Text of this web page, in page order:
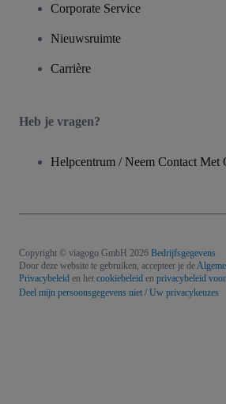
Corporate Service
Nieuwsruimte
Carrière
Heb je vragen?
Helpcentrum / Neem Contact Met
Copyright © viagogo GmbH 2026 Bedrijfsgegevens
Door deze website te gebruiken, accepteer je de
Privacybeleid en het cookiebeleid en privacybeleid
Deel mijn persoonsgegevens niet / Uw privacykeuzes